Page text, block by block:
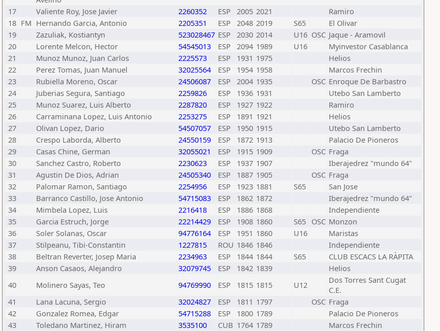
17
Valiente Roy, Jose Javier 2260352 ESP 2005 2021
Ramiro
18 FM Hernando Garcia, Antonio 2205351 ESP 2048 2019 S65
El Olivar
19
Zazuliak, Kostiantyn 523028467 ESP 2030 2014 U16 OSC Jaque - Aramovil
20
Lorente Melcon, Hector 54545013 ESP 2094 1989 U16
Myinvestor Casablanca
21
Munoz Munoz, Juan Carlos 2225573 ESP 1931 1975
Helios
22
Perez Tomas, Juan Manuel 32025564 ESP 1954 1958
Marcos Frechin
23
Rubiella Moreno, Oscar 24506087 ESP 2004 1935 OSC Enroque De Barbastro
24
Juberias Segura, Santiago 2259826 ESP 1936 1931
Utebo San Lamberto
25
Munoz Suarez, Luis Alberto 2287820 ESP 1927 1922
Ramiro
26
Carraminana Lopez, Luis Antonio 2253275 ESP 1891 1921
Helios
27
Olivan Lopez, Dario 54507057 ESP 1950 1915
Utebo San Lamberto
28
Crespo Laborda, Alberto 24550159 ESP 1872 1913
Palacio De Pioneros
29
Casas Chine, German 32055021 ESP 1915 1909 OSC Fraga
30
Sanchez Castro, Roberto 2230623 ESP 1937 1907
Iberajedrez "mundo 64"
31
Agustin De Dios, Adrian 24505340 ESP 1887 1905 OSC Fraga
32
Palomar Ramon, Santiago 2254956 ESP 1923 1881 S65
San Jose
33
Barranco Castillo, Jose Antonio 54715083 ESP 1862 1872
Iberajedrez "mundo 64"
34
Mimbela Lopez, Luis 2216418 ESP 1886 1868
Independiente
35
Garcia Estruch, Jorge 22214429 ESP 1908 1860 S65 OSC Monzon
36
Soler Solanas, Oscar 94776164 ESP 1951 1860 U16
Maristas
37
Stilpeanu, Tibi-Constantin 1227815 ROU 1846 1846
Independiente
38
Beltran Reverter, Josep Maria 2234963 ESP 1844 1844 S65
CLUB ESCACS LA RÀPITA
39
Anson Casaos, Alejandro 32079745 ESP 1842 1839
Helios
40
Molinero Sayas, Teo 94769990 ESP 1815 1815 U12
Dos Torres Sant Cugat
C.E.
41
Lana Lacuna, Sergio 32024827 ESP 1811 1797 OSC Fraga
42
Gonzalez Romea, Edgar 54715288 ESP 1800 1789
Palacio De Pioneros
43
Toledano Martinez, Hiram 3535100 CUB 1764 1789
Marcos Frechin